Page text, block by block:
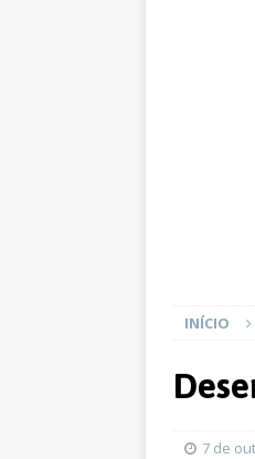
INÍCIO
7 de